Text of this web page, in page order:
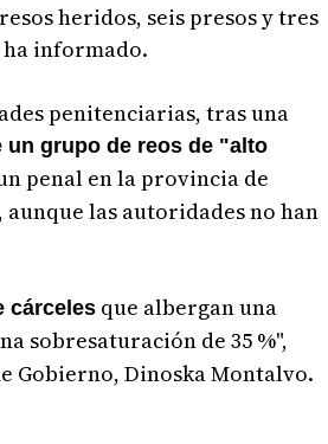
heridos, seis presos y tres
ha informado.
penitenciarias, tras una
un grupo de reos de "alto
penal en la provincia de
las autoridades no han
cárcelesque albergan una
sobresaturación de 35 %",
Gobierno, Dinoska Montalvo.